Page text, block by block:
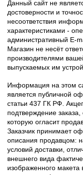
Данный сайт не
достоверности и
несоответствия
характеристиками -
административный E-
Магазин не несёт
производителями
выпускаемых им
Информация на этом
является публичной
статьи 437 ГК РФ.
подтверждение
которую огласит
Заказчик принимает
описания продавцом:
условий доставки,
внешнего вида
изображенного макета